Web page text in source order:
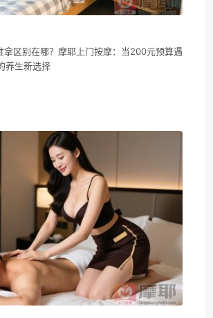
拿区别在哪？摩耶上门按摩：当200元预算遇
养生新选择